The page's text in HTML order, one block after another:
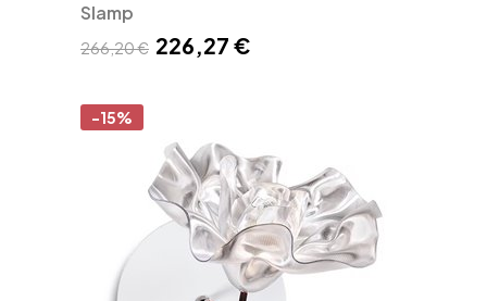
Slamp
266,20 € 226,27 €
-15%